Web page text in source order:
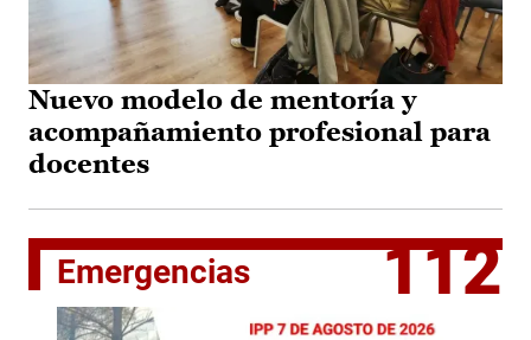
Nuevo modelo de mentoría y
acompañamiento profesional para
docentes
Emergencias 112